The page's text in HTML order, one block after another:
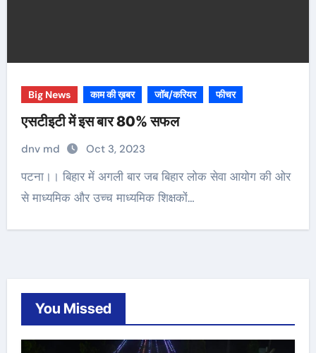
Big News काम की ख़बर जॉब/करियर फीचर
एसटीइटी में इस बार 80% सफल
dnv md Oct 3, 2023
पटना।। बिहार में अगली बार जब बिहार लोक सेवा आयोग की ओर
से माध्यमिक और उच्च माध्यमिक शिक्षकों…
You Missed